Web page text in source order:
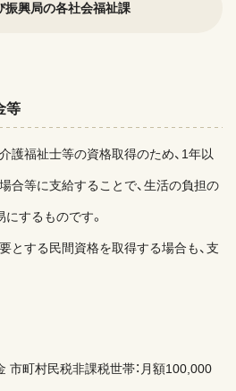
振興局の各社会福祉課
等
護福祉士等の資格取得のため、1年以
合等に支給することで、生活の負担の
するものです。
とする民間資格を取得する場合も、支
市町村民税非課税世帯：月額100,000